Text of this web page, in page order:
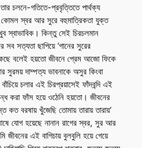
চলনে-গতিতে-প্রবৃত্তিতে পার্থক্য
স্বর আর সুরে বহুমাত্রিকতা যুক্ত
স্বাভাবিক। কিন্তু সেই চিরচলমান
সব সত্যতা ছাপিয়ে ‘গানের সুরের
বলেই হয়তো জীবনে প্রেম আজো ফিকে
সুরময় দাম্পত্য ভাবনাকে অসুর কিংবা
চলার এই চিরপ্রয়াসেই ফাঁদবন্দি এই
করা ফাঁস হয়ে ওঠেনি হয়তো। জীবনের
কত বরষায় খুঁজেছি তোমায় তারায় তারায়’
যোগ হয়েছে নানান রাগের স্বর, সুর আর
জীবনের এই বাগিচায় বুলবুলি হয়ে গেয়ে